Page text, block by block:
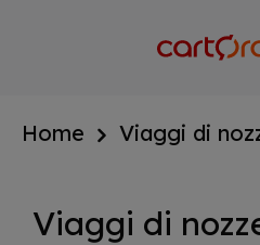
Home Viaggi di
Viaggi di